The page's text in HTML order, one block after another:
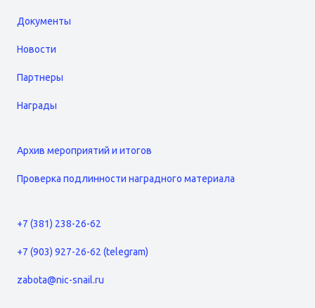
Документы
Новости
Партнеры
Награды
Архив мероприятий и итогов
Проверка подлинности наградного материала
+7 (381) 238-26-62
+7 (903) 927-26-62 (telegram)
zabota@nic-snail.ru